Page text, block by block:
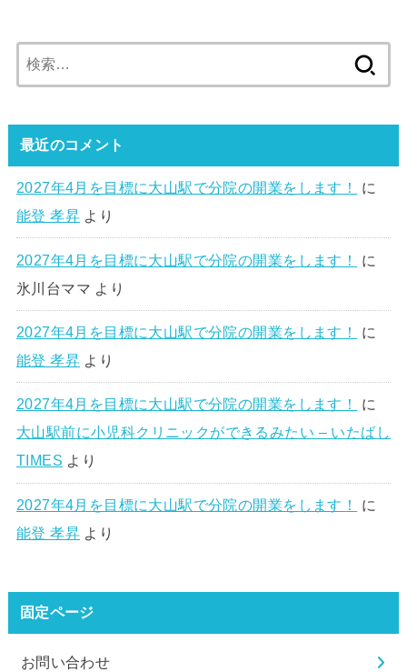
索:
最近のコメント
2027年4月を目標に大山駅で分院の開業をします！
に
能登 孝昇より
2027年4月を目標に大山駅で分院の開業をします！
に
氷川台ママ より
2027年4月を目標に大山駅で分院の開業をします！
に
能登 孝昇より
2027年4月を目標に大山駅で分院の開業をします！
に
大山駅前に小児科クリニックができるみたい – いたばし
TIMES より
2027年4月を目標に大山駅で分院の開業をします！
に
能登 孝昇より
固定ページ
お問い合わせ